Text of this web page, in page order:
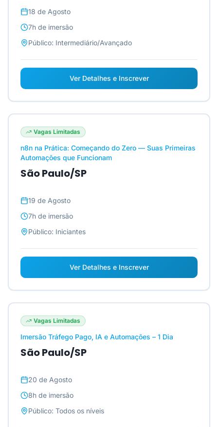
18 de Agosto
7h de imersão
Público: Intermediário/Avançado
Ver Detalhes e Inscrever
Vagas Limitadas
n8n na Prática: Começando do Zero — Suas Primeiras
Automações que Funcionam
São Paulo/SP
19 de Agosto
7h de imersão
Público: Iniciantes
Ver Detalhes e Inscrever
Vagas Limitadas
Imersão Tráfego Pago, IA e Automações – 1 Dia
São Paulo/SP
20 de Agosto
8h de imersão
Público: Todos os níveis